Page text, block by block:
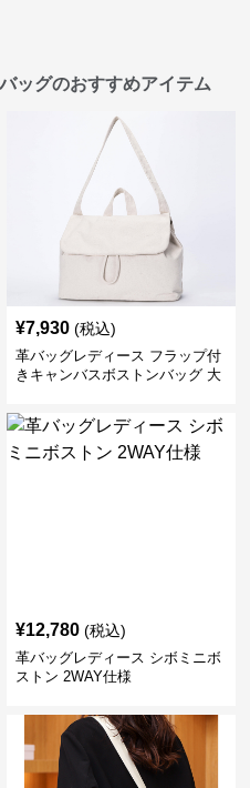
ッグのおすすめアイテム
¥7,930 (税込)
革バッグレディース フラップ付
きキャンバスボストンバッグ 大
¥12,780 (税込)
革バッグレディース シボミニボ
ストン 2WAY仕様